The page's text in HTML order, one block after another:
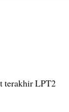
terakhir LPT2